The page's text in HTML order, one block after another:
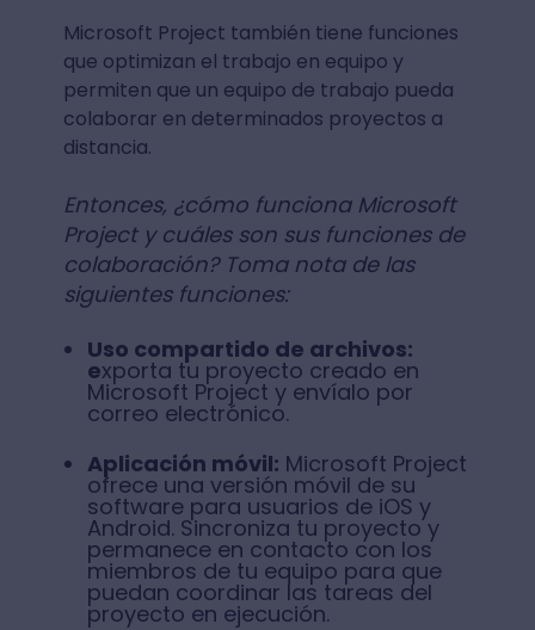
Microsoft Project también tiene funciones
que optimizan el trabajo en equipo y
permiten que un equipo de trabajo pueda
colaborar en determinados proyectos a
distancia.
Entonces, ¿cómo funciona Microsoft
Project y cuáles son sus funciones de
colaboración? Toma nota de las
siguientes funciones:
Uso compartido de archivos:
exporta tu proyecto creado en
Microsoft Project y envíalo por
correo electrónico.
Aplicación móvil: Microsoft Project
ofrece una versión móvil de su
software para usuarios de iOS y
Android. Sincroniza tu proyecto y
permanece en contacto con los
miembros de tu equipo para que
puedan coordinar las tareas del
proyecto en ejecución.